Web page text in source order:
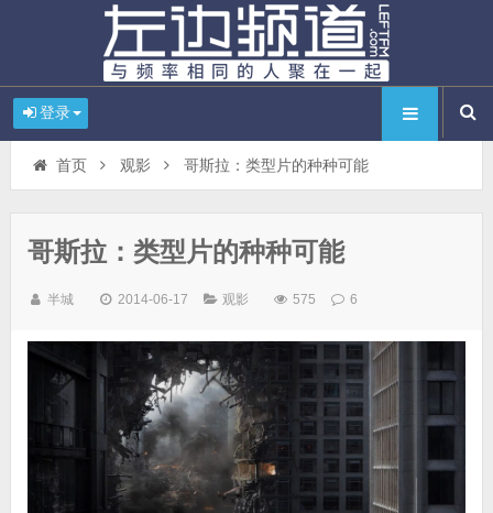
登录
首页 观影 哥斯拉：类型片的种种可能
哥斯拉：类型片的种种可能
半城 2014-06-17 观影 575 6